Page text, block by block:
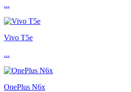
...
Vivo T5e
...
OnePlus N6x